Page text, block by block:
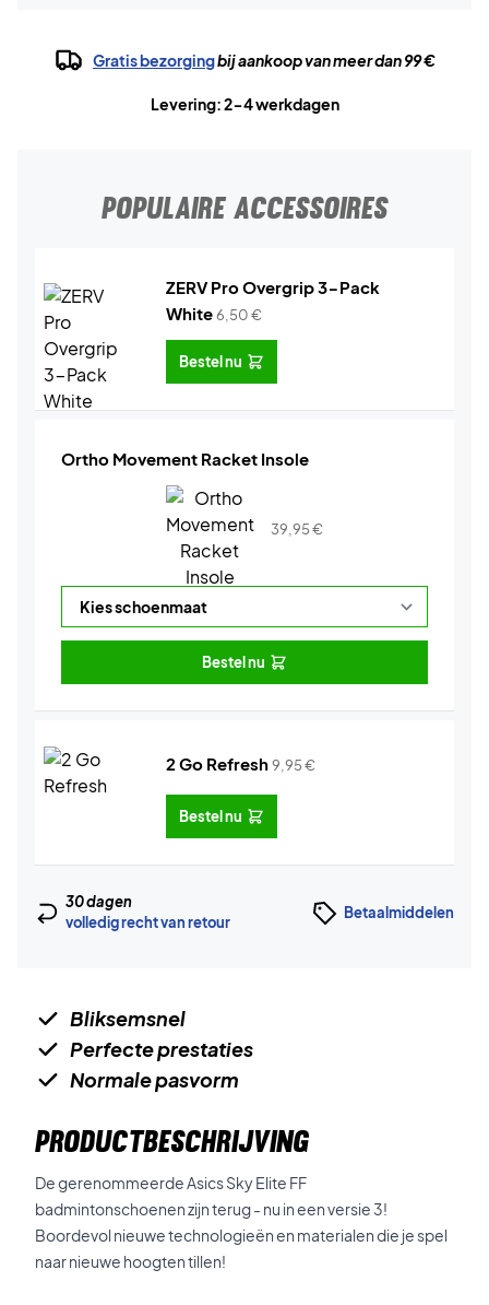
Gratis bezorgingbij aankoop van meer dan 99 €
Levering: 2-4 werkdagen
POPULAIRE ACCESSOIRES
ZERV Pro Overgrip 3-Pack
White6,50€
Bestel nu
Ortho Movement Racket Insole
39,95€
Bestel nu
2 Go Refresh9,95€
Bestel nu
30 dagen
volledig recht van retour
Betaalmiddelen
Bliksemsnel
Perfecte prestaties
Normale pasvorm
PRODUCTBESCHRIJVING
De gerenommeerde Asics Sky Elite FF
badmintonschoenen zijn terug - nu in een versie 3!
Boordevol nieuwe technologieën en materialen die je spel
naar nieuwe hoogten tillen!